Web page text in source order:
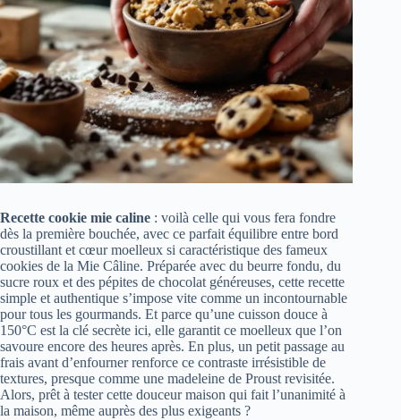
Recette cookie mie caline : voilà celle qui vous fera fondre
dès la première bouchée, avec ce parfait équilibre entre bord
croustillant et cœur moelleux si caractéristique des fameux
cookies de la Mie Câline. Préparée avec du beurre fondu, du
sucre roux et des pépites de chocolat généreuses, cette recette
simple et authentique s’impose vite comme un incontournable
pour tous les gourmands. Et parce qu’une cuisson douce à
150°C est la clé secrète ici, elle garantit ce moelleux que l’on
savoure encore des heures après. En plus, un petit passage au
frais avant d’enfourner renforce ce contraste irrésistible de
textures, presque comme une madeleine de Proust revisitée.
Alors, prêt à tester cette douceur maison qui fait l’unanimité à
la maison, même auprès des plus exigeants ?